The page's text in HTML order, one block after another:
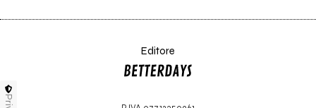
Editore